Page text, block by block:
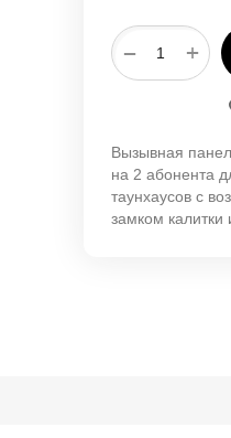
+
−
Вызывная
на 2 абонента
таунхаусов с
замком калитки